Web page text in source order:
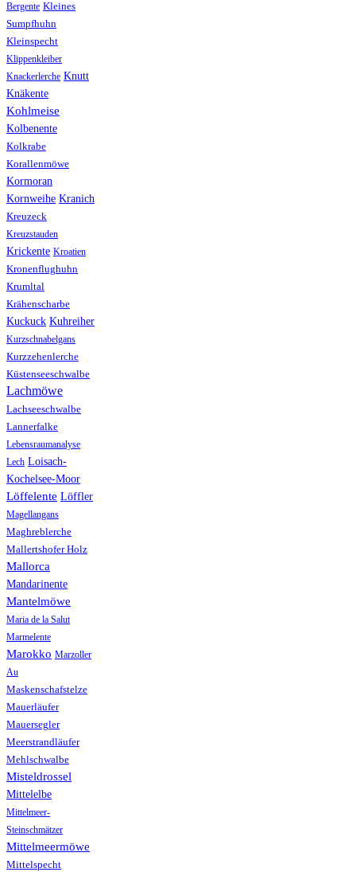
Bergente Kleines
Sumpfhuhn
Kleinspecht
Klippenkleiber
Knackerlerche Knutt
Knäkente
Kohlmeise
Kolbenente
Kolkrabe
Korallenmöwe
Kormoran
Kornweihe Kranich
Kreuzeck
Kreuzstauden
Krickente Kroatien
Kronenflughuhn
Krumltal
Krähenscharbe
Kuckuck Kuhreiher
Kurzschnabelgans
Kurzzehenlerche
Küstenseeschwalbe
Lachmöwe
Lachseeschwalbe
Lannerfalke
Lebensraumanalyse
Lech Loisach-
Kochelsee-Moor
Löffelente Löffler
Magellangans
Maghreblerche
Mallertshofer Holz
Mallorca
Mandarinente
Mantelmöwe
Maria de la Salut
Marmelente
Marokko Marzoller
Au
Maskenschafstelze
Mauerläufer
Mauersegler
Meerstrandläufer
Mehlschwalbe
Misteldrossel
Mittelelbe
Mittelmeer-
Steinschmätzer
Mittelmeermöwe
Mittelspecht